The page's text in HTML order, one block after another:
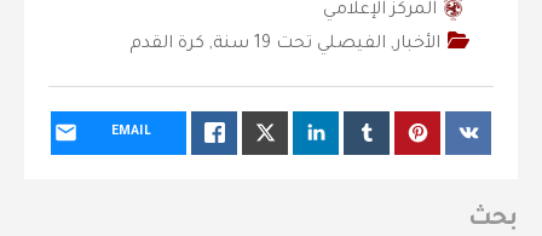
المركز الإعلامي
الأخبار, الفيصلي‬⁩ تحت 19 سنة , كرة القدم
EMAIL
بحث